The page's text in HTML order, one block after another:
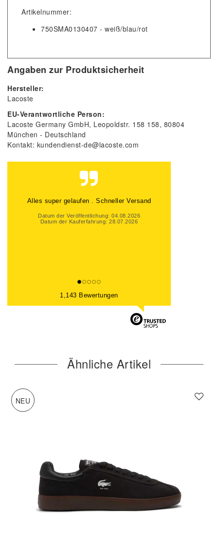
Artikelnummer:
750SMA0130407 - weiß/blau/rot
Angaben zur Produktsicherheit
Hersteller:
Lacoste
EU-Verantwortliche Person:
Lacoste Germany GmbH Leopoldstr. 158 158 80804
München
Deutschland
Kontakt: kundendienst-de@lacoste.com
Alles Top gelaufen
Datum der Veröffentlichung: 01.08.2026
Datum der Kauferfahrung: 25.07.2026
1,143 Bewertungen
Ähnliche Artikel
NEU